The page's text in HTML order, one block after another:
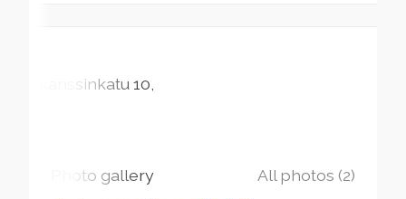
Skanssinkatu10
Photo gallery All photos (2)